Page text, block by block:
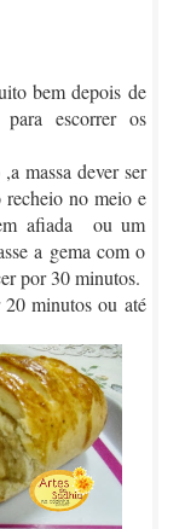
bem depois de
escorrer os
massa dever ser
recheio no meio e
afiada ou um
a gema com o
por 30 minutos.
minutos ou até